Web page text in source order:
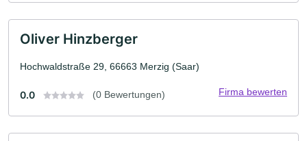
Oliver Hinzberger
Hochwaldstraße 29, 66663 Merzig (Saar)
0.0 (0 Bewertungen) Firma bewerten